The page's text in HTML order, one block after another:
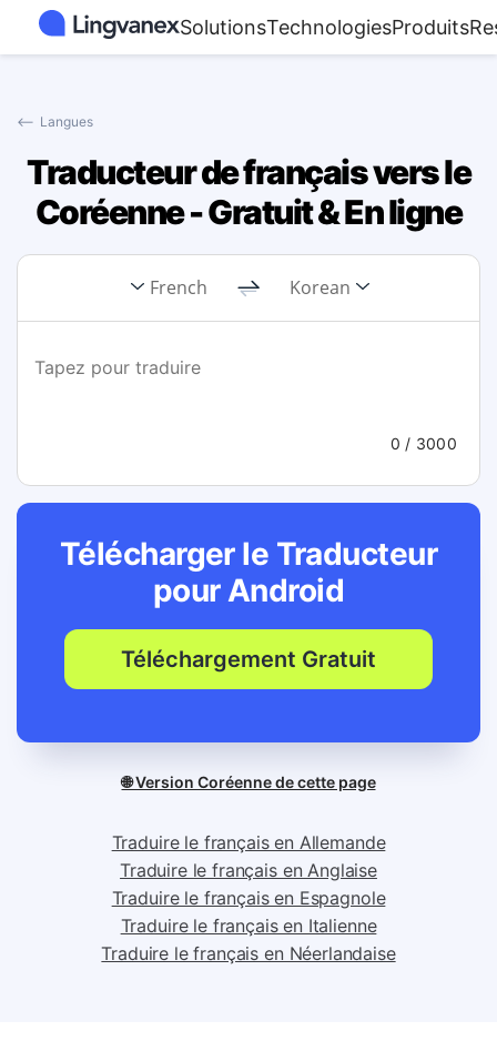
SolutionsTechnologiesProduits
⟵ Langues
Traducteur de français vers le
Coréenne - Gratuit & En ligne
French Korean
0 / 3000
Télécharger le Traducteur
pourAndroid
Téléchargement Gratuit
🌐 Version Coréenne de cette page
Traduire le français en Allemande
Traduire le français en Anglaise
Traduire le français en Espagnole